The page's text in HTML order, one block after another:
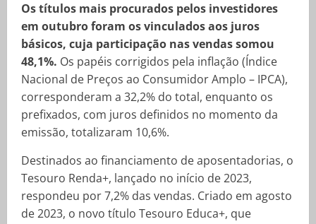
Os títulos mais procurados pelos investidores
em outubro foram os vinculados aos juros
básicos, cuja participação nas vendas somou
48,1%. Os papéis corrigidos pela inflação (Índice
Nacional de Preços ao Consumidor Amplo – IPCA),
corresponderam a 32,2% do total, enquanto os
prefixados, com juros definidos no momento da
emissão, totalizaram 10,6%.
Destinados ao financiamento de aposentadorias, o
Tesouro Renda+, lançado no início de 2023,
respondeu por 7,2% das vendas. Criado em agosto
de 2023, o novo título Tesouro Educa+, que